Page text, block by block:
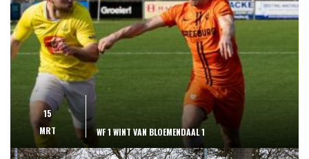
15
MRT
WF 1 WINT VAN BLOEMENDAAL 1